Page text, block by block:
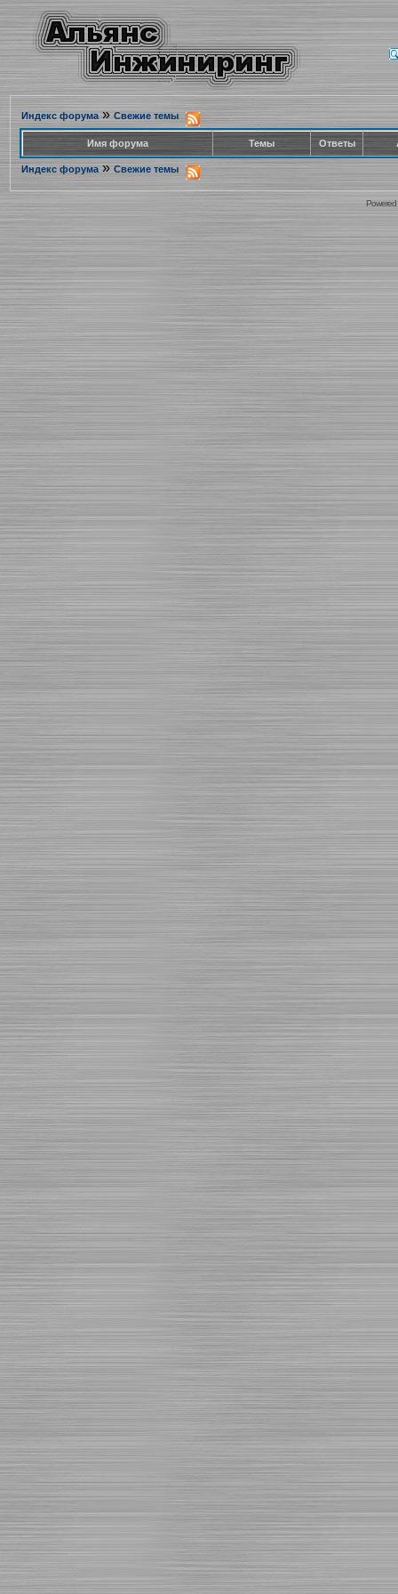
Индекс форума» Свежие темы
Имя форума Темы Ответы
Индекс форума » Свежие темы